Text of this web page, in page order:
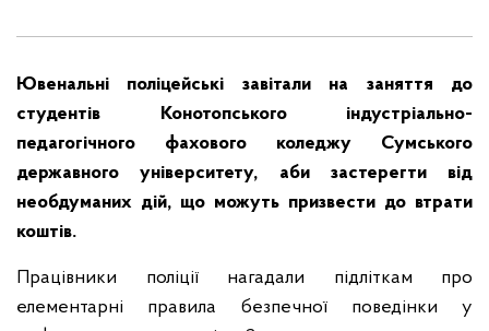
Ювенальні поліцейські завітали на заняття до
студентів Конотопського індустріально-
педагогічного фахового коледжу Сумського
державного університету, аби застерегти від
необдуманих дій, що можуть призвести до втрати
коштів.
Працівники поліції нагадали підліткам про
елементарні правила безпечної поведінки у